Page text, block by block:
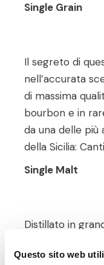
Questo sito web
Single Grain
Il segreto di
nell’accurata
di massima
bourbon e in
da una delle
della Sicilia:
Single Malt
Distillato in
e sherry, per